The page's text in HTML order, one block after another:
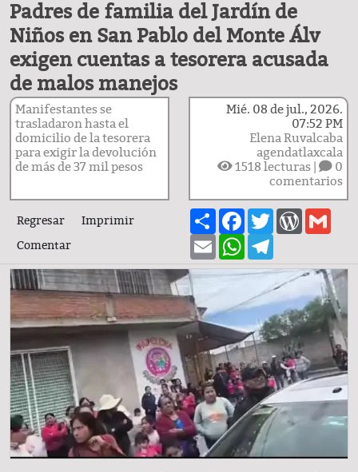
Padres de familia del Jardín de
Niños en San Pablo del Monte Álv
exigen cuentas a tesorera acusada
de malos manejos
Manifestantes se
trasladaron hasta el
domicilio de la tesorera
para exigir la devolución
de más de 37 mil pesos
Mié. 08 de jul., 2026.
07:52 PM
Elena Ruvalcaba
agendatlaxcala
1518 lecturas |
0
comentarios
Regresar
Imprimir
Comentar
ShareFacebook
Twitter
EmailWhatsApp